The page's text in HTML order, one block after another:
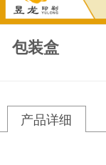
包装盒
产品详细